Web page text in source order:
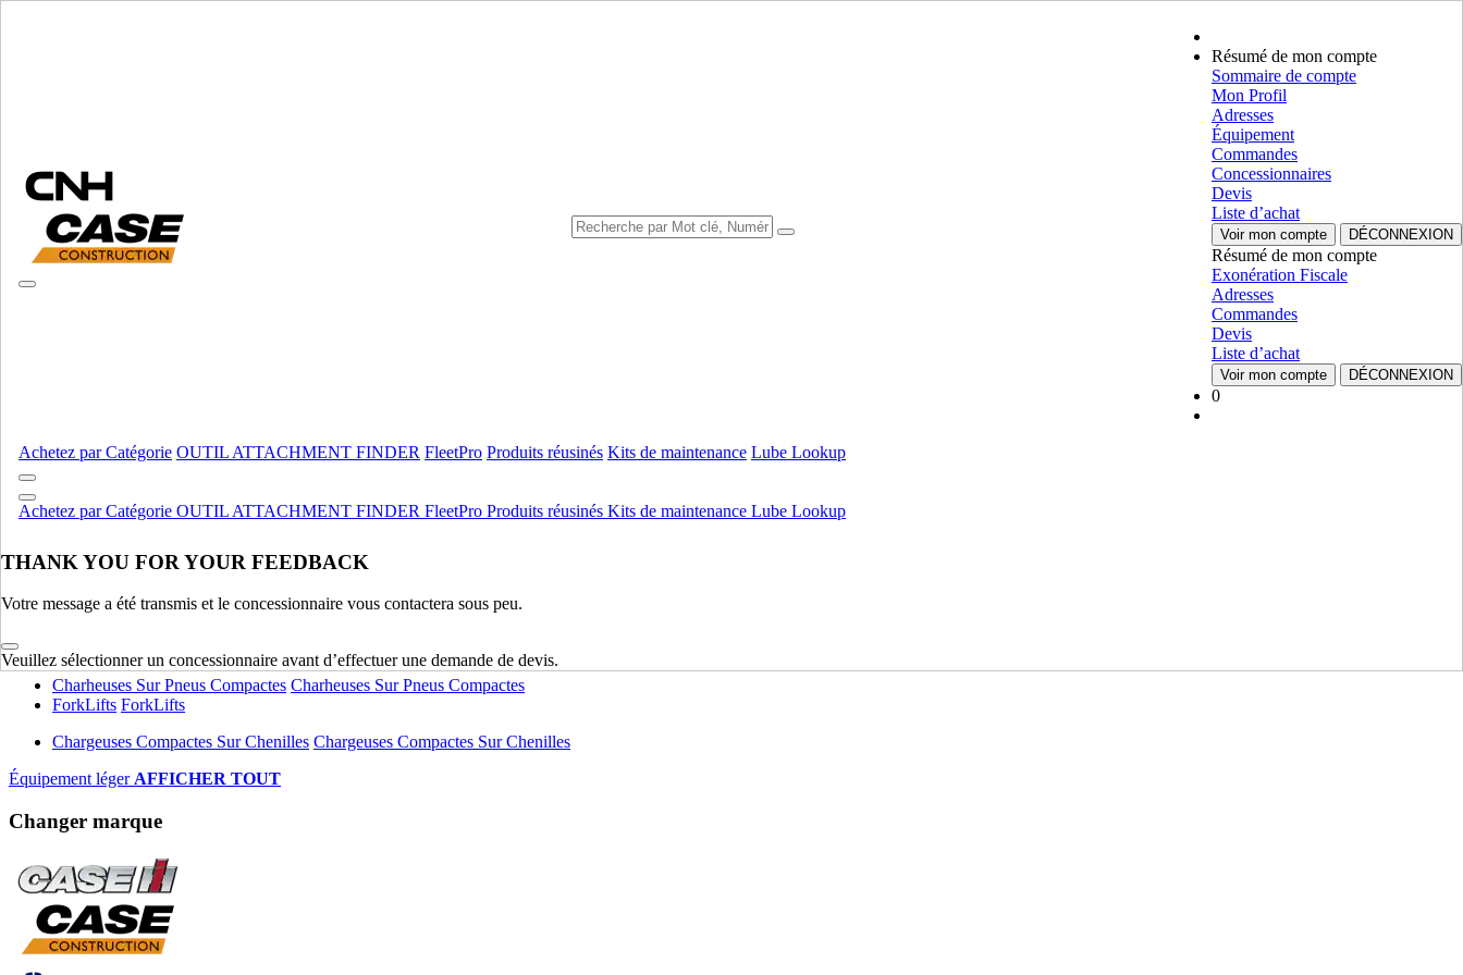
Résumé de mon compte
Sommaire de compte
Mon Profil
Adresses
Équipement
Commandes
Concessionnaires
Devis
Liste d’achat
Voir mon compte DÉCONNEXION
Résumé de mon compte
Exonération Fiscale
Adresses
Commandes
Devis
Liste d’achat
Voir mon compte DÉCONNEXION
0
Achetez par Catégorie OUTIL ATTACHMENT FINDER FleetPro Produits réusinés Kits de maintenance Lube Lookup
Achetez par Catégorie OUTIL ATTACHMENT FINDER FleetPro Produits réusinés Kits de maintenance Lube Lookup
THANK YOU FOR YOUR FEEDBACK
Votre message a été transmis et le concessionnaire vous contactera sous peu.
Veuillez sélectionner un concessionnaire avant d’effectuer une demande de devis.
ÉQUIPEMENT
AUTORÉPARATION
ÉQUIPEMENTALL ÉQUIPEMENT
Équipement lourd
Compactage Compactage
Bouteurs Sur Chenilles Bouteurs Sur Chenilles
Équipement lourd AFFICHER TOUT
Équipement léger
Charheuses Sur Pneus Compactes Charheuses Sur Pneus Compactes
ForkLifts ForkLifts
Chargeuses Compactes Sur Chenilles Chargeuses Compactes Sur Chenilles
Équipement léger AFFICHER TOUT
Changer marque